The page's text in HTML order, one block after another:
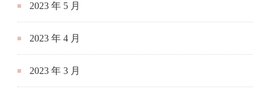
2023 年 5 月
2023 年 4 月
2023 年 3 月